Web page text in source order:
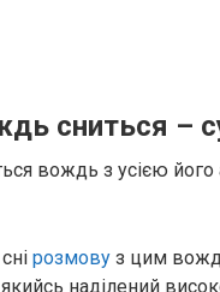
сниться –
вождь з усією
розмову з цим
наділений